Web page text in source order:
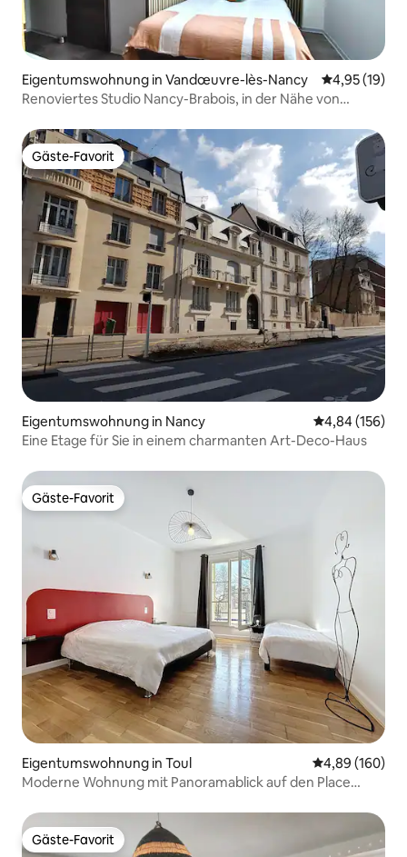
Eigentumswohnung in Vandœuvre-lès-Nancy
4,95 (19)
Renoviertes Studio Nancy-Brabois, in der Nähe von
Gäste-Favorit
Gäste-Favorit
Eigentumswohnung in Nancy
4,84 (156)
Eine Etage für Sie in einem charmanten Art-Deco-Haus
Gäste-Favorit
Gäste-Favorit
Eigentumswohnung in Toul
4,89 (160)
Moderne Wohnung mit Panoramablick auf den Place
Gäste-Favorit
Gäste-Favorit